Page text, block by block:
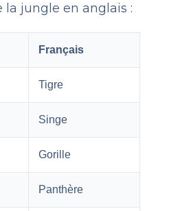
jungle en anglais :
Français
Tigre
Singe
Gorille
Panthère